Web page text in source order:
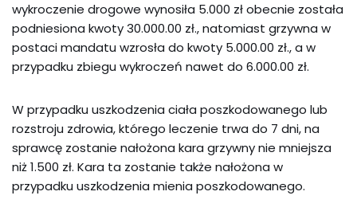
wykroczenie drogowe wynosiła 5.000 zł obecnie została
podniesiona kwoty 30.000.00 zł., natomiast grzywna w
postaci mandatu wzrosła do kwoty 5.000.00 zł., a w
przypadku zbiegu wykroczeń nawet do 6.000.00 zł.
W przypadku uszkodzenia ciała poszkodowanego lub
rozstroju zdrowia, którego leczenie trwa do 7 dni, na
sprawcę zostanie nałożona kara grzywny nie mniejsza
niż 1.500 zł. Kara ta zostanie także nałożona w
przypadku uszkodzenia mienia poszkodowanego.